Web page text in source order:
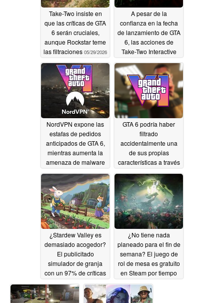
Take-Two insiste en
que las críticas de GTA
6 serán cruciales,
aunque Rockstar teme
las filtraciones 05/29/2026
A pesar de la
confianza en la fecha
de lanzamiento de GTA
6, las acciones de
Take-Two Interactive
05/28/2026
NordVPN expone las
estafas de pedidos
anticipados de GTA 6,
mientras aumenta la
amenaza de malware
lanzamiento05/27/2026
GTA 6 podría haber
filtrado
accidentalmente una
de sus propias
características a través
05/25/2026
¿Stardew Valley es
demasiado acogedor?
El publicitado
simulador de granja
con un 97% de críticas
mejor precio en Steam
¿No tiene nada
planeado para el fin de
semana? El juego de
rol de mesa es gratuito
en Steam por tiempo
05/22/2026